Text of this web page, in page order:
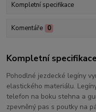
Kompletní specifikace
Komentáře 0
Kompletní
Pohodlné jezdecké legíny
elastického materiálu.
telefon na boku stehna a
zpevněný pas s poutky na